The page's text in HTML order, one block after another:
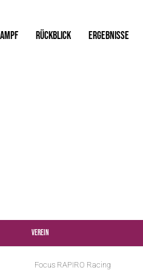
RÜCKBLICK ERGEBNISSE
Verein
Focus RAPIRO Racing